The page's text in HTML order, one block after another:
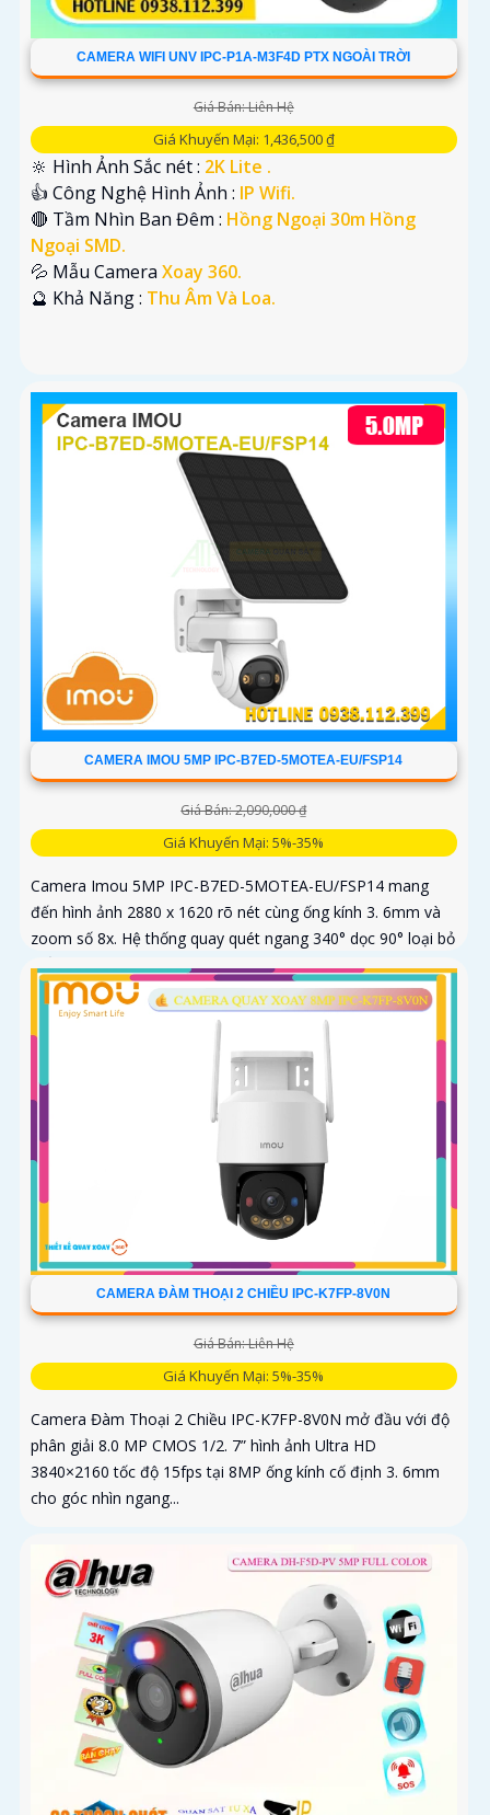
CAMERA WIFI UNV IPC-P1A-M3F4D PTX NGOÀI TRỜI
Giá Bán: Liên Hệ
Giá Khuyến Mại: 1,436,500 ₫
🔆 Hình Ảnh Sắc nét : 2K Lite .
👍 Công Nghệ Hình Ảnh : IP Wifi.
🔴 Tầm Nhìn Ban Đêm : Hồng Ngoại 30m Hồng
Ngoại SMD.
💦 Mẫu Camera Xoay 360.
️🔮 Khả Năng : Thu Âm Và Loa.
CAMERA IMOU 5MP IPC-B7ED-5MOTEA-EU/FSP14
Giá Bán: 2,090,000 ₫
Giá Khuyến Mại: 5%-35%
Camera Imou 5MP IPC-B7ED-5MOTEA-EU/FSP14 mang
đến hình ảnh 2880 x 1620 rõ nét cùng ống kính 3. 6mm và
zoom số 8x. Hệ thống quay quét ngang 340° dọc 90° loại bỏ
điểm mù
CAMERA ĐÀM THOẠI 2 CHIỀU IPC-K7FP-8V0N
Giá Bán: Liên Hệ
Giá Khuyến Mại: 5%-35%
Camera Đàm Thoại 2 Chiều IPC-K7FP-8V0N mở đầu với độ
phân giải 8.0 MP CMOS 1/2. 7” hình ảnh Ultra HD
3840×2160 tốc độ 15fps tại 8MP ống kính cố định 3. 6mm
cho góc nhìn ngang...